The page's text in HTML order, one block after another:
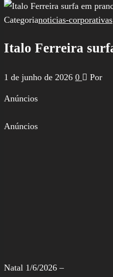
por:
Categorianoticias-corporativas
Italo Ferreira
1 de junho de 2026 0 Por
Anúncios
Anúncios
Natal 1/6/2026 –